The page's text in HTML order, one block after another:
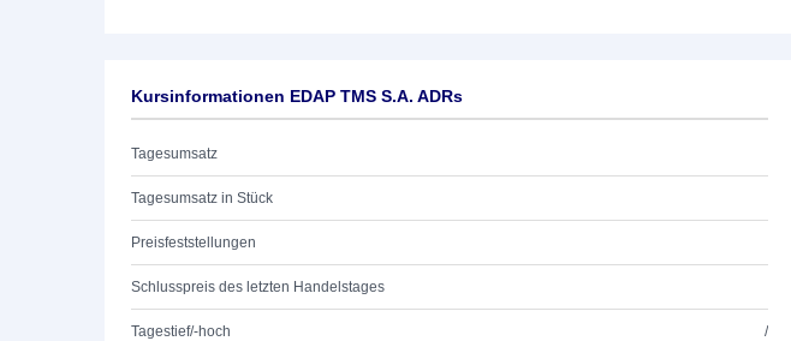
Kursinformationen EDAP TMS S.A. ADRs
Tagesumsatz
Tagesumsatz in Stück
Preisfeststellungen
Schlusspreis des letzten Handelstages
Tagestief/-hoch /